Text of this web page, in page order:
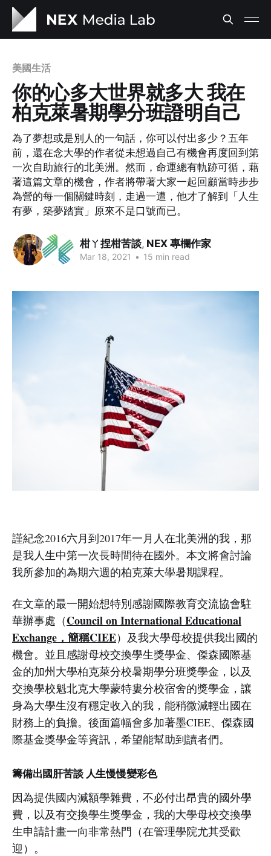
美國生活
你的心多大世界就多大 我在
柏克萊暑期學分班證明自己
為了夢想或是別人的一句話，你可以付出多少？五年
前，還在念大學的作者從未想過自己有機會再度回到第
一次自助旅行的北美洲。然而，命運總有軌跡可循，藉
著這篇文章的機會，作者將帶著大家一起回顧當時步步
為營的每一個關鍵時刻，走過一遭，他才了解到「人生
有夢，築夢踏實」原來不是口號而已。
柑ㄚ捏柑苦談, NEX 專欄作家
Mar 18, 2021 • 15 min read
謹紀念2016六月到2017年一月人在北美洲的我，那
是我人生中第一次長時間待在國外。本文將會討論
我所參加的為期六週的柏克萊大學暑期課程。
在文章的最一開始想特別感謝國際教育交流協會駐
華辦事處（Council on International Educational
Exchange，簡稱CIEE）及我大學母校提供我出國的
機會。並且感謝母校交換學生獎學金、傑森國際基
金的加州大學柏克萊分校暑期學分班獎學金，以及
交換學校魁北克大學蒙特婁分校宿舍的獎學金，讓
身為大學生沒有穩定收入的我，能稍微減輕出國在
財務上的負擔。後面篇幅會多加著墨CIEE、傑森國
際基金獎學金等資訊，希望能幫助到讀者們。
籌備出國肝苦談 人生慢慢變彩色
因為提供國內減額學雜費，不必付出昂貴的國外學
費，以及有交換學生獎學金，我的大學母校交換學
生申請計畫一向非常熱門（在管理學院尤其受歡
迎）。